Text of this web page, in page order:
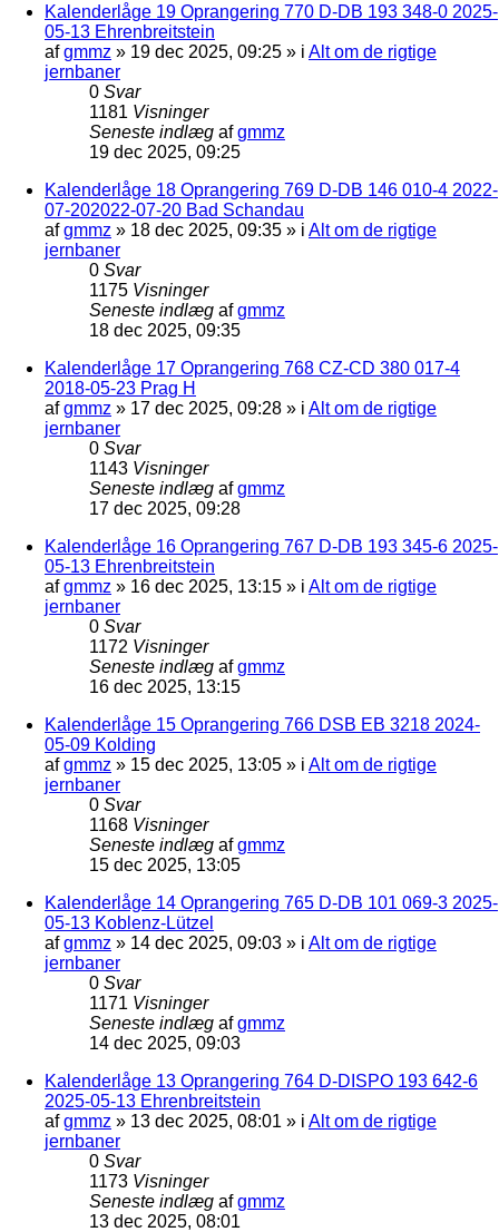
Kalenderlåge 19 Oprangering 770 D-DB 193 348-0 2025-
05-13 Ehrenbreitstein
afgmmz » 19 dec 2025, 09:25 » i Alt om de rigtige
jernbaner
0 Svar
1181 Visninger
Seneste indlæg afgmmz
19 dec 2025, 09:25
Kalenderlåge 18 Oprangering 769 D-DB 146 010-4 2022-
07-202022-07-20 Bad Schandau
afgmmz » 18 dec 2025, 09:35 » i Alt om de rigtige
jernbaner
0 Svar
1175 Visninger
Seneste indlæg afgmmz
18 dec 2025, 09:35
Kalenderlåge 17 Oprangering 768 CZ-CD 380 017-4
2018-05-23 Prag H
afgmmz » 17 dec 2025, 09:28 » i Alt om de rigtige
jernbaner
0 Svar
1143 Visninger
Seneste indlæg afgmmz
17 dec 2025, 09:28
Kalenderlåge 16 Oprangering 767 D-DB 193 345-6 2025-
05-13 Ehrenbreitstein
afgmmz » 16 dec 2025, 13:15 » i Alt om de rigtige
jernbaner
0 Svar
1172 Visninger
Seneste indlæg afgmmz
16 dec 2025, 13:15
Kalenderlåge 15 Oprangering 766 DSB EB 3218 2024-
05-09 Kolding
afgmmz » 15 dec 2025, 13:05 » i Alt om de rigtige
jernbaner
0 Svar
1168 Visninger
Seneste indlæg afgmmz
15 dec 2025, 13:05
Kalenderlåge 14 Oprangering 765 D-DB 101 069-3 2025-
05-13 Koblenz-Lützel
afgmmz » 14 dec 2025, 09:03 » i Alt om de rigtige
jernbaner
0 Svar
1171 Visninger
Seneste indlæg afgmmz
14 dec 2025, 09:03
Kalenderlåge 13 Oprangering 764 D-DISPO 193 642-6
2025-05-13 Ehrenbreitstein
afgmmz » 13 dec 2025, 08:01 » i Alt om de rigtige
jernbaner
0 Svar
1173 Visninger
Seneste indlæg afgmmz
13 dec 2025, 08:01